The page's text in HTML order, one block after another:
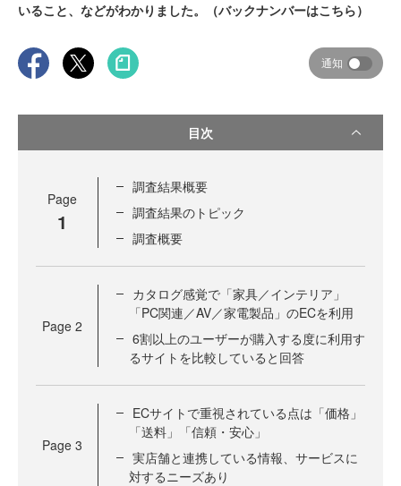
いること、などがわかりました。（バックナンバーはこちら）
通知
目次
Page
1
調査結果概要
調査結果のトピック
調査概要
Page 2
カタログ感覚で「家具／インテリア」
「PC関連／AV／家電製品」のECを利用
6割以上のユーザーが購入する度に利用す
るサイトを比較していると回答
Page 3
ECサイトで重視されている点は「価格」
「送料」「信頼・安心」
実店舗と連携している情報、サービスに
対するニーズあり